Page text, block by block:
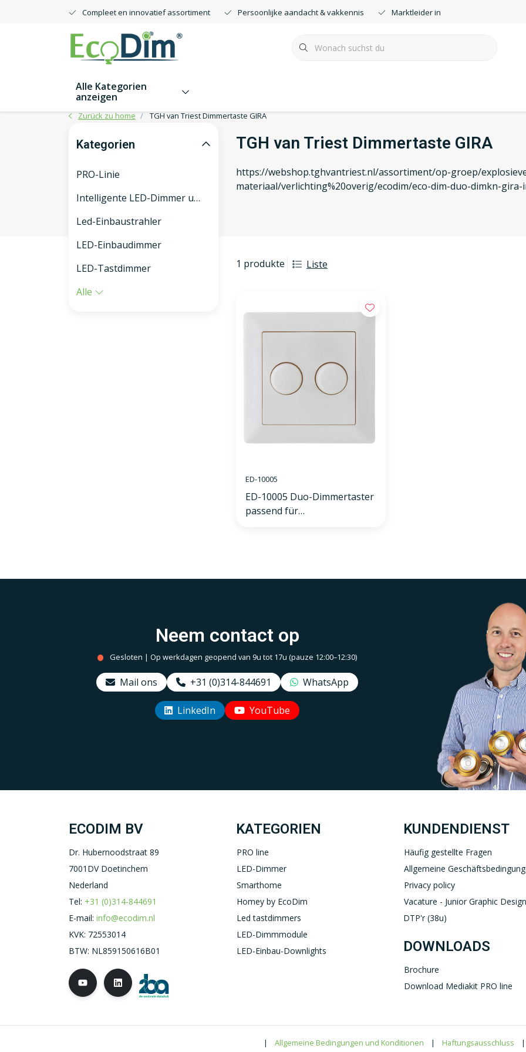
Compleet en innovatief assortiment Persoonlijke aandacht & vakkennis Marktleider in smartdimmers
Alle Kategorien
anzeigen
Zurück zu home TGH van Triest Dimmertaste GIRA
TGH van Triest Dimmertaste GIRA
https://webshop.tghvantriest.nl/assortiment/op-groep/
materiaal/verlichting%20overig/ecodim/eco-dim-duo-dimkn-gira-
1 produkte Liste
ED-10005
ED-10005 Duo-Dimmertaster
passend für
Kategorien
PRO-Linie
Intelligente LED-Dimmer und -Schalter
Led-Einbaustrahler
LED-Einbaudimmer
LED-Tastdimmer
Alle
Neem contact op
Gesloten | Op werkdagen geopend van 9u tot 17u (pauze 12:00–12:30)
Mail ons +31 (0)314-844691 WhatsApp
LinkedIn YouTube
Uw EcoDim team
ECODIM BV
Dr. Hubernoodstraat 89
7001DV Doetinchem
Nederland
Tel: +31 (0)314-844691
E-mail: info@ecodim.nl
KVK: 72553014
BTW: NL859150616B01
KATEGORIEN
PRO line
LED-Dimmer
Smarthome
Homey by EcoDim
Led tastdimmers
LED-Dimmmodule
LED-Einbau-Downlights
KUNDENDIENST
Häufig gestellte Fragen
Allgemeine
Privacy policy
Vacature - Junior Graphic
DTP'r (38u)
DOWNLOADS
Brochure
Download Mediakit PRO line
| Allgemeine Bedingungen und Konditionen | Haftungsausschluss |